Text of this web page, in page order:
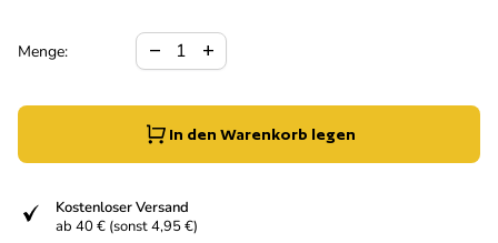
Menge:
Verringerung der Menge für
remove
Menge erhöhen für
add
In den Warenkorb legen
Kostenloser Versand
ab 40 € (sonst 4,95 €)